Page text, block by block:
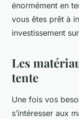
énormément en
vous êtes prêt à
investissement
Les
tente
Une fois vos
s’intéresser aux